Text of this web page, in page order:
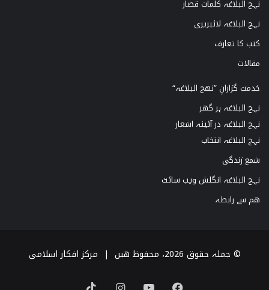
نہج البلاغہ کلمات قصار
نہج البلاغہ لائبریری
کتب کا تعارف
مقالات
خدمت گزارانِ ”نھج البلاغہ“
نہج البلاغہ ہر گھر
نہج البلاغہ در آئینہ اشعار
نہج البلاغہ انتخاب
شمع زندگی
نہج البلاغہ انگلش ویب سائٹ
ھم سے رابطہ
© جملہ حقوق 2026، محفوظ ھیں | مرکز افکار اسلامی